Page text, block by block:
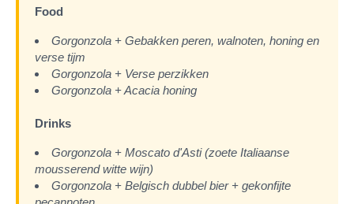
Food
Gorgonzola + Gebakken peren, walnoten, honing en
verse tijm
Gorgonzola + Verse perzikken
Gorgonzola + Acacia honing
Drinks
Gorgonzola + Moscato d'Asti (zoete Italiaanse
mousserend witte wijn)
Gorgonzola + Belgisch dubbel bier + gekonfijte